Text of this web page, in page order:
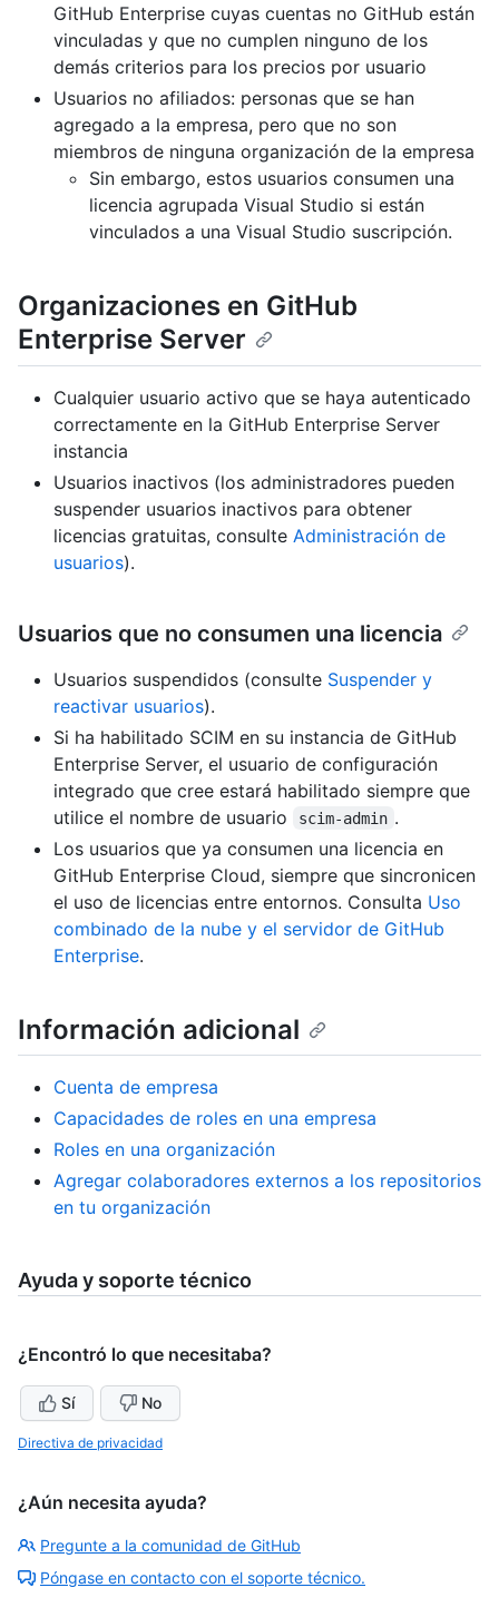
GitHub Enterprise cuyas cuentas no GitHub están
vinculadas y que no cumplen ninguno de los
demás criterios para los precios por usuario
Usuarios no afiliados: personas que se han
agregado a la empresa, pero que no son
miembros de ninguna organización de la empresa
Sin embargo, estos usuarios consumen una
licencia agrupada Visual Studio si están
vinculados a una Visual Studio suscripción.
Organizaciones en GitHub
Enterprise Server
Cualquier usuario activo que se haya autenticado
correctamente en la GitHub Enterprise Server
instancia
Usuarios inactivos (los administradores pueden
suspender usuarios inactivos para obtener
licencias gratuitas, consulte Administración de
usuarios).
Usuarios que no consumen una licencia
Usuarios suspendidos (consulte Suspender y
reactivar usuarios).
Si ha habilitado SCIM en su instancia de GitHub
Enterprise Server, el usuario de configuración
integrado que cree estará habilitado siempre que
utilice el nombre de usuario
scim-admin .
Los usuarios que ya consumen una licencia en
GitHub Enterprise Cloud, siempre que sincronicen
el uso de licencias entre entornos. Consulta Uso
combinado de la nube y el servidor de GitHub
Enterprise.
Información adicional
Cuenta de empresa
Capacidades de roles en una empresa
Roles en una organización
Agregar colaboradores externos a los repositorios
en tu organización
Ayuda y soporte técnico
¿Encontró lo que necesitaba?
Sí No
Directiva de privacidad
¿Aún necesita ayuda?
Pregunte a la comunidad de GitHub
Póngase en contacto con el soporte técnico.